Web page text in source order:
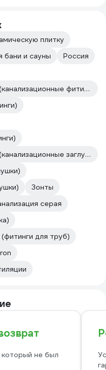
плитку
бани и сауны
Россия
Для внутренней канализации (канализационные фитинги)
Для внутренней канализации (канализационные заглушки)
Зонты
серая
для труб)
не был